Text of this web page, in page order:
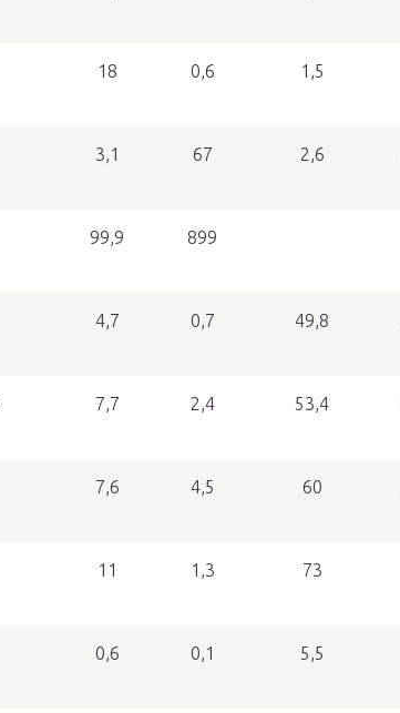
18 0,6 1,5
3,1 67 2,6
99,9 899
4,7 0,7 49,8
7,7 2,4 53,4
7,6 4,5 60
11 1,3 73
0,6 0,1 5,5